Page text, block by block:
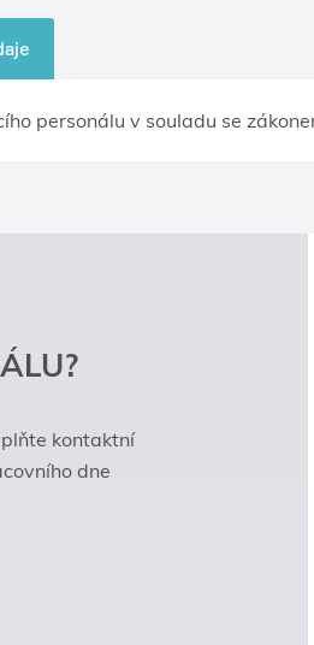
personálu v souladu se
kontaktní
dne